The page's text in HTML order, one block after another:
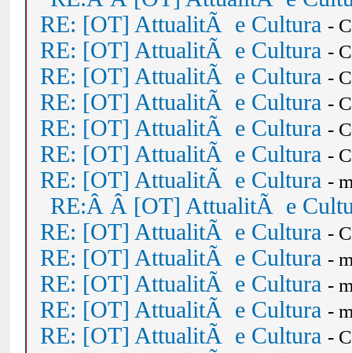
RE: [OT] AttualitÃ e Cultura -
RE: [OT] AttualitÃ e Cultura -
RE: [OT] AttualitÃ e Cultura -
RE: [OT] AttualitÃ e Cultura -
RE: [OT] AttualitÃ e Cultura -
RE: [OT] AttualitÃ e Cultura -
RE: [OT] AttualitÃ e Cultura -
RE:Â Â [OT] AttualitÃ e
RE: [OT] AttualitÃ e Cultura -
RE: [OT] AttualitÃ e Cultura -
RE: [OT] AttualitÃ e Cultura -
RE: [OT] AttualitÃ e Cultura -
RE: [OT] AttualitÃ e Cultura -